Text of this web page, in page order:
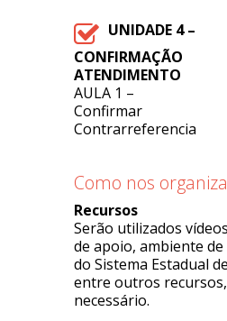
UNIDADE 4 –
CONFIRMAÇÃO
ATENDIMENTO
AULA 1 –
Confirmar
Contrarreferencia
Como nos
Recursos
Serão utilizados
de apoio, ambiente
do Sistema Estadual
entre outros
necessário.